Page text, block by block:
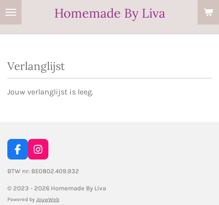
Ga
direct
hoofdinhoud
Homemade By Liva
Verlanglijst
Jouw verlanglijst is leeg.
F
a
c
b
o
I
n
s
a
g
BTW nr: BE0802.409.932
© 2023 - 2026 Homemade By Liva
Powered by JouwWeb